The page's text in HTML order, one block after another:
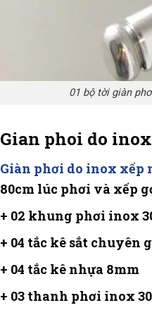
01 bộ tời giàn
Gian phoi do
Giàn phơi do inox xếp
80cm lúc phơi và xếp
+ 02 khung phơi inox
+ 04 tắc kê sắt chuyên
+ 04 tắc kê nhựa 8mm
+ 03 thanh phơi inox